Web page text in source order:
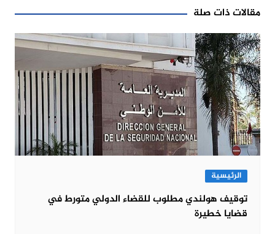
مقالات ذات صلة
الرئيسية
توقيف هولندي مطلوب للقضاء الدولي متورط في
قضايا خطيرة